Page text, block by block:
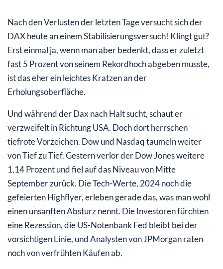
Nach den Verlusten der letzten Tage versucht sich der
DAX heute an einem Stabilisierungsversuch! Klingt gut?
Erst einmal ja, wenn man aber bedenkt, dass er zuletzt
fast 5 Prozent von seinem Rekordhoch abgeben musste,
ist das eher ein leichtes Kratzen an der
Erholungsoberfläche.
Und während der Dax nach Halt sucht, schaut er
verzweifelt in Richtung USA. Doch dort herrschen
tiefrote Vorzeichen. Dow und Nasdaq taumeln weiter
von Tief zu Tief. Gestern verlor der Dow Jones weitere
1,14 Prozent und fiel auf das Niveau von Mitte
September zurück. Die Tech-Werte, 2024 noch die
gefeierten Highflyer, erleben gerade das, was man wohl
einen unsanften Absturz nennt. Die Investoren fürchten
eine Rezession, die US-Notenbank Fed bleibt bei der
vorsichtigen Linie, und Analysten von JPMorgan raten
noch von verfrühten Käufen ab.